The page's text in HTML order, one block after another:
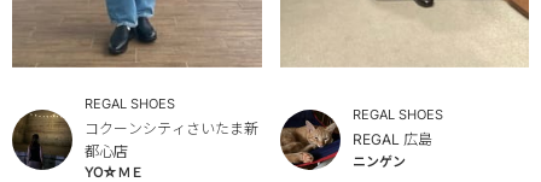
REGAL SHOES
コクーンシティさいたま新
都心店
YO☆ＭＥ
REGAL SHOES
REGAL 広島
ニンゲン